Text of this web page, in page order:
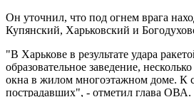
Он уточнил, что под огнем врага
Купянский, Харьковский и
"В Харькове в результате удара
образовательное заведение,
окна в жилом многоэтажном доме. К
пострадавших", - отметил глава ОВА.